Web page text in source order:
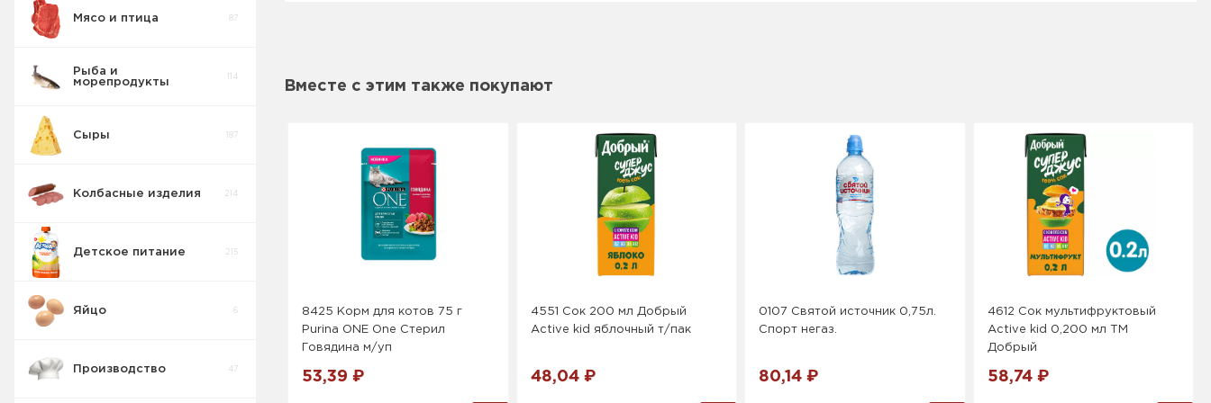
Вода , Сладкие
Мясо и птица 87
Рыба и
морепродукты
114
Сыры 187
Колбасные изделия 214
Детское питание 215
Яйцо 6
Производство 47
Вместе с этим также покупают
8425 Корм для котов 75 г
Purina ONE One Стерил
Говядина м/уп
53,39 ₽
4551 Сок 200 мл Добрый
Active kid яблочный т/пак
48,04 ₽
0107 Святой источник 0,75л.
Спорт негаз.
80,14 ₽
4612 Сок мультифруктовый
Active kid 0,200 мл ТМ
Добрый
58,74 ₽